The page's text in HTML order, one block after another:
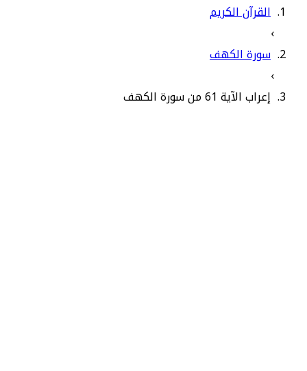
القرآن الكريم
›
سورة الكهف
›
إعراب الآية 61 من سورة الكهف